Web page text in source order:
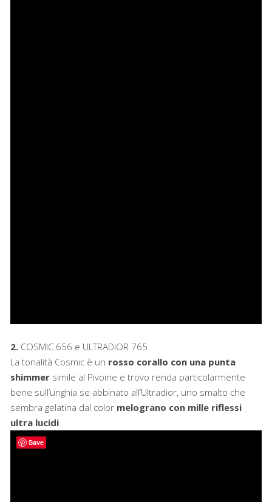
2. COSMIC 656 e ULTRADIOR 765
La tonalità Cosmic è un rosso corallo con una punta
shimmer simile al Pivoine e trovo renda particolarmente
bene sull’unghia se abbinato all’Ultradior, uno smalto che
sembra gelatina dal color melograno con mille riflessi
ultra lucidi.
Save